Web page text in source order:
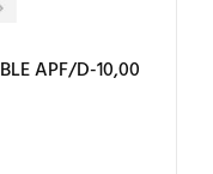
APF/D-10,00